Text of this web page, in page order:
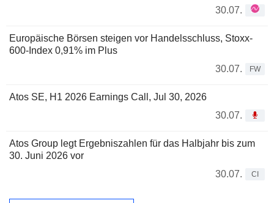
30.07.
Europäische Börsen steigen vor Handelsschluss, Stoxx-
600-Index 0,91% im Plus
30.07.
FW
Atos SE, H1 2026 Earnings Call, Jul 30, 2026
30.07.
Atos Group legt Ergebniszahlen für das Halbjahr bis zum
30. Juni 2026 vor
30.07.
CI